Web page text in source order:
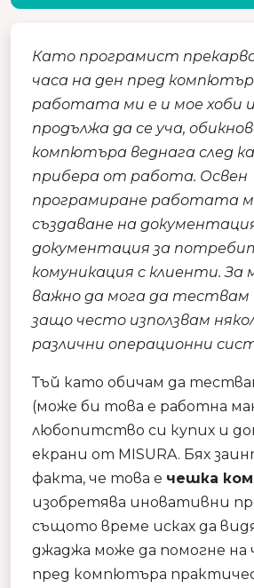
Като програмист
часа на ден пред
работата ми е и мое хоби
продължа да се уча,
компютъра веднага след
прибера от работа. Освен
програмиране работата
създаване на
документация за
комуникация с клиенти. За
важно да мога да тествам
защо често използвам
различни операционни
Тъй като обичам да
(може би това е работна
любопитство си купих и
екрани от MISURA. Бях
факта, че това е чешка
изобретява иновативни
същото време исках да
джаджа може да помогне на
пред компютъра